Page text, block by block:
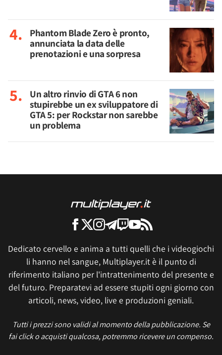
Phantom Blade Zero è pronto,
annunciata la data delle
prenotazioni e una sorpresa
Un altro rinvio di GTA 6 non
stupirebbe un ex sviluppatore di
GTA 5: per Rockstar non sarebbe
un problema
Dedicato cervello e anima a tutti quelli che i videogiochi
li hanno nel sangue, Multiplayer.it è il punto di
riferimento italiano per l'intrattenimento del presente e
del futuro. Preparatevi ad essere stupiti ogni giorno con
articoli, news, video, live e produzioni geniali.
Tutti i prezzi sono validi al momento della pubblicazione. Se
fai click o acquisti qualcosa, potremmo ricevere un compenso.